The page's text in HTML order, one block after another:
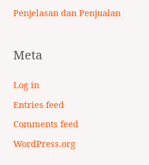
Penjelasan dan Penjualan
Meta
Log in
Entries feed
Comments feed
WordPress.org